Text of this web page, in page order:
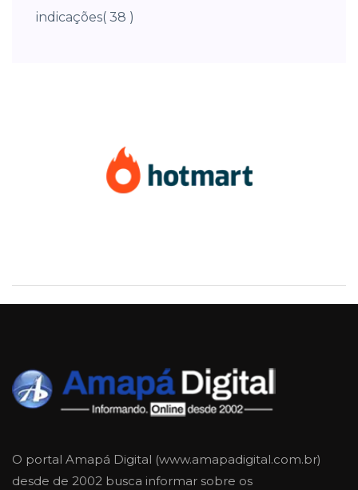
indicações( 38 )
O portal Amapá Digital (www.amapadigital.com.br)
desde de 2002 busca informar sobre os